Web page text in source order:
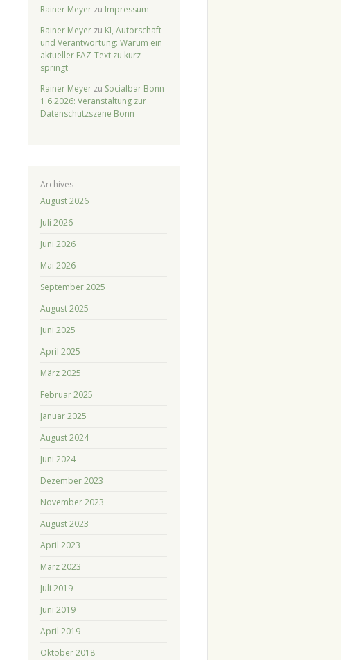
Rainer Meyerzu Impressum
Rainer Meyerzu KI, Autorschaft
und Verantwortung: Warum ein
aktueller FAZ-Text zu kurz
springt
Rainer Meyerzu Socialbar Bonn
1.6.2026: Veranstaltung zur
Datenschutzszene Bonn
Archives
August 2026
Juli 2026
Juni 2026
Mai 2026
September 2025
August 2025
Juni 2025
April 2025
März 2025
Februar 2025
Januar 2025
August 2024
Juni 2024
Dezember 2023
November 2023
August 2023
April 2023
März 2023
Juli 2019
Juni 2019
April 2019
Oktober 2018